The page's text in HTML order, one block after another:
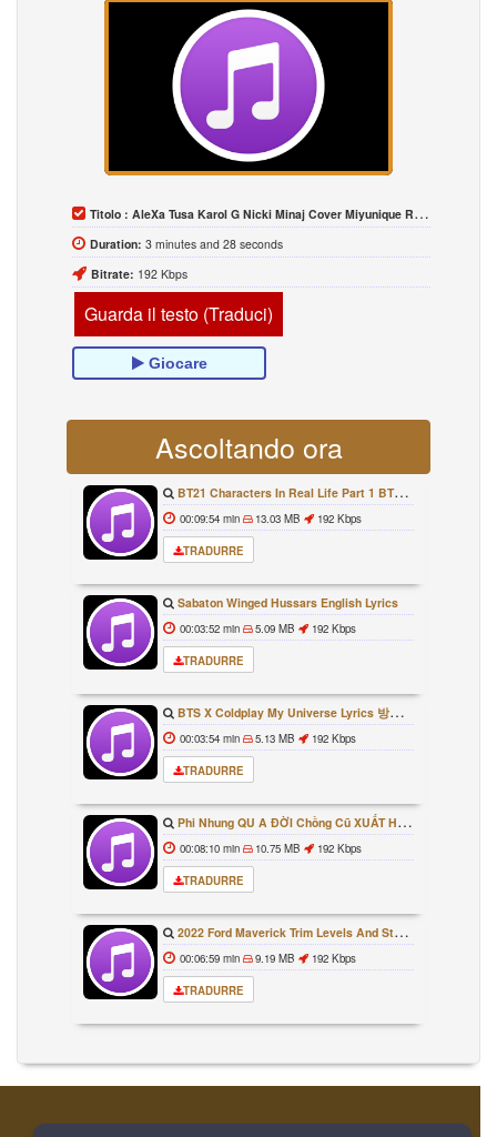
Titolo : AleXa Tusa Karol G Nicki Minaj Cover Miyunique Remix MV
Duration: 3 minutes and 28 seconds
Bitrate: 192 Kbps
Guarda il testo (Traduci)
Giocare
Ascoltando ora
BT21 Characters In Real Life Part 1 BTS AND BT21 방탄소년단 BT21 BT21아가들은 아빠조아 따라쟁이들 BTS Vs BT21
00:09:54 min 13.03 MB 192 Kbps
TRADURRE
Sabaton Winged Hussars English Lyrics
00:03:52 min 5.09 MB 192 Kbps
TRADURRE
BTS X Coldplay My Universe Lyrics 방탄소년단 콜드플레이 My Universe 가사 Color Coded Lyrics Han Rom Eng
00:03:54 min 5.13 MB 192 Kbps
TRADURRE
Phi Nhung QU A ĐỜI Chồng Cũ XUẤT HIỆN Khóc Hối Hận Vì Làm Điều KHỦNG KHIẾP Với Cô
00:08:10 min 10.75 MB 192 Kbps
TRADURRE
2022 Ford Maverick Trim Levels And Standard Features Explained
00:06:59 min 9.19 MB 192 Kbps
TRADURRE